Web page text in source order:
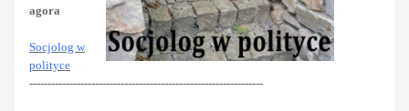
agora
Socjolog w
polityce
----------------------------------------------------------------